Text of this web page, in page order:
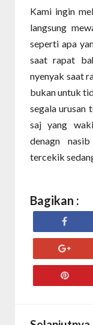
Kami ingin
langsung
seperti apa
saat rapat
nyenyak saat
bukan untuk
segala urusan
saj yang
denagn
tercekik
Bagikan :